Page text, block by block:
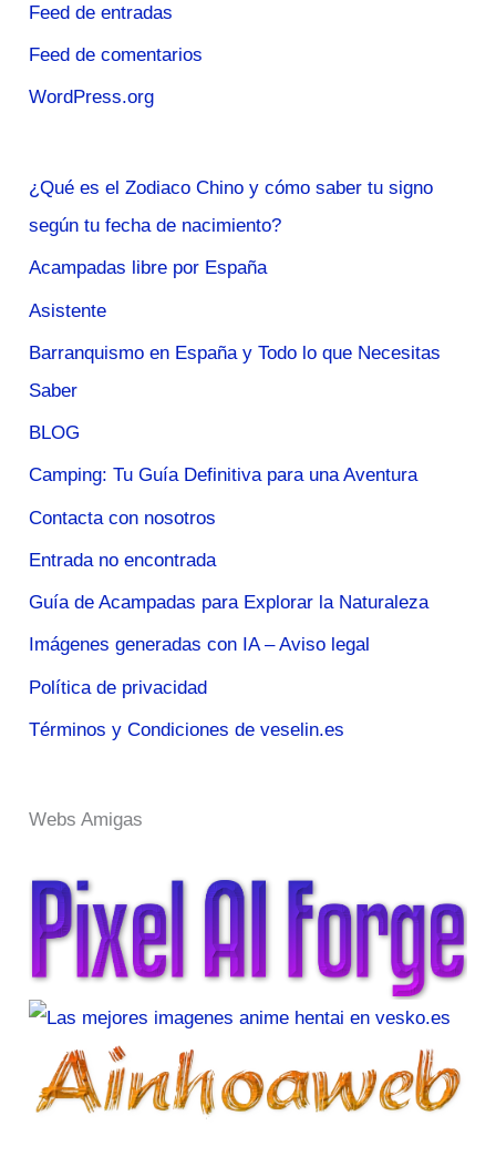
Feed de entradas
Feed de comentarios
WordPress.org
¿Qué es el Zodiaco Chino y cómo saber tu signo
según tu fecha de nacimiento?
Acampadas libre por España
Asistente
Barranquismo en España y Todo lo que Necesitas
Saber
BLOG
Camping: Tu Guía Definitiva para una Aventura
Contacta con nosotros
Entrada no encontrada
Guía de Acampadas para Explorar la Naturaleza
Imágenes generadas con IA – Aviso legal
Política de privacidad
Términos y Condiciones de veselin.es
Webs Amigas